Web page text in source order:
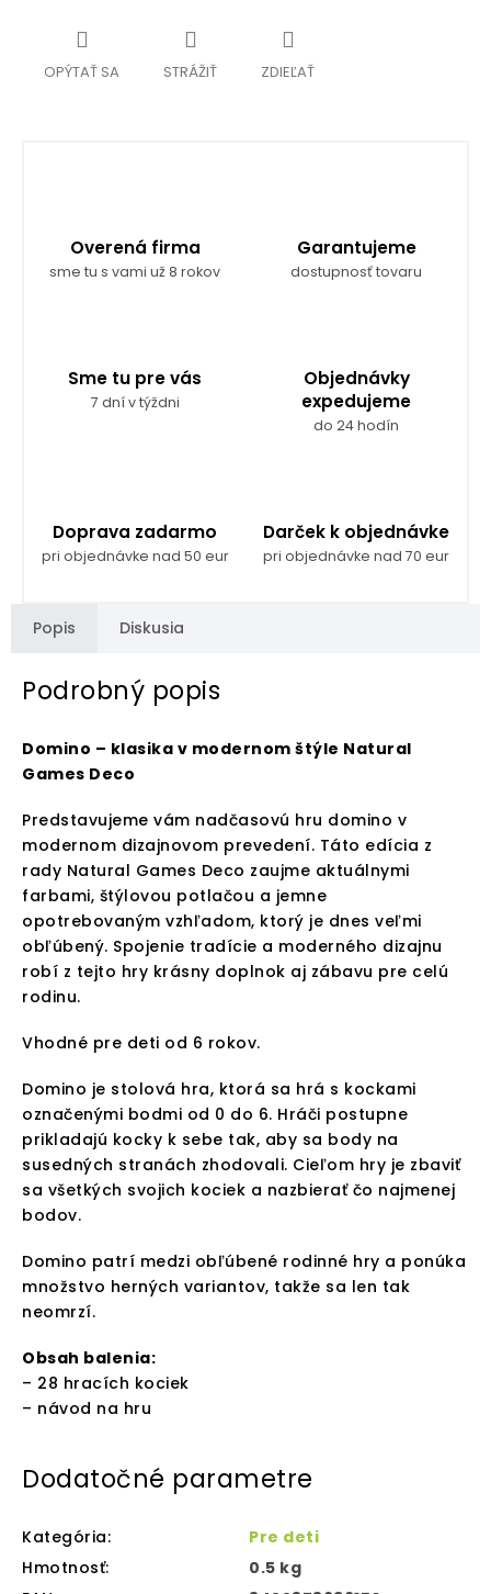
OPÝTAŤ SA STRÁŽIŤ ZDIEĽAŤ
Overená firma
sme tu s vami už 8 rokov
Garantujeme
dostupnosť tovaru
Sme tu pre vás
7 dní v týždni
Objednávky
expedujeme
do 24 hodín
Doprava zadarmo
pri objednávke nad 50 eur
Darček k objednávke
pri objednávke nad 70 eur
Popis Diskusia
Podrobný popis
Domino – klasika v modernom štýle Natural
Games Deco
Predstavujeme vám nadčasovú hru domino v
modernom dizajnovom prevedení. Táto edícia z
rady Natural Games Deco zaujme aktuálnymi
farbami, štýlovou potlačou a jemne
opotrebovaným vzhľadom, ktorý je dnes veľmi
obľúbený. Spojenie tradície a moderného dizajnu
robí z tejto hry krásny doplnok aj zábavu pre celú
rodinu.
Vhodné pre deti od 6 rokov.
Domino je stolová hra, ktorá sa hrá s kockami
označenými bodmi od 0 do 6. Hráči postupne
prikladajú kocky k sebe tak, aby sa body na
susedných stranách zhodovali. Cieľom hry je zbaviť
sa všetkých svojich kociek a nazbierať čo najmenej
bodov.
Domino patrí medzi obľúbené rodinné hry a ponúka
množstvo herných variantov, takže sa len tak
neomrzí.
Obsah balenia:
– 28 hracích kociek
– návod na hru
Dodatočné parametre
Kategória:
Pre deti
Hmotnosť:
0.5 kg